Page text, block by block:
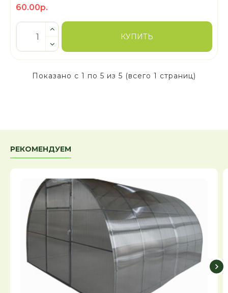
60.00р.
КУПИТЬ
Показано с 1 по 5 из 5 (всего 1 страниц)
РЕКОМЕНДУЕМ